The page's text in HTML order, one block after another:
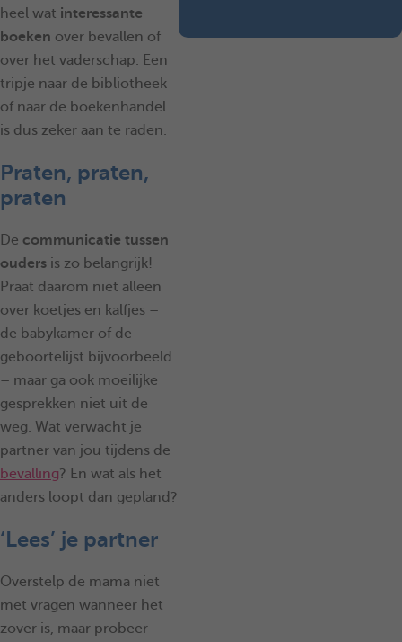
heel wat interessante
boeken over bevallen of
over het vaderschap. Een
tripje naar de bibliotheek
of naar de boekenhandel
is dus zeker aan te raden.
Praten, praten,
praten
De communicatie tussen
ouders is zo belangrijk!
Praat daarom niet alleen
over koetjes en kalfjes –
de babykamer of de
geboortelijst bijvoorbeeld
– maar ga ook moeilijke
gesprekken niet uit de
weg. Wat verwacht je
partner van jou tijdens de
bevalling? En wat als het
anders loopt dan gepland?
‘Lees’ je partner
Overstelp de mama niet
met vragen wanneer het
zover is, maar probeer